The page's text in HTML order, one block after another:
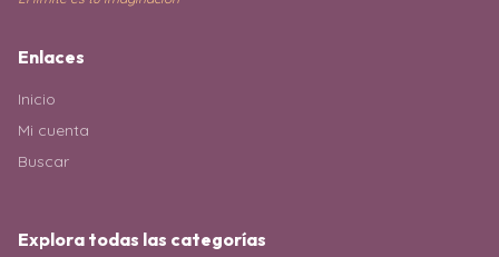
Enlaces
Inicio
Mi cuenta
Buscar
Explora todas las categorías